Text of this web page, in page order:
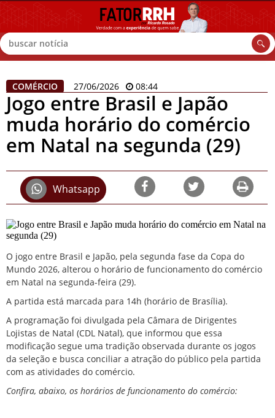
Buscar
COMÉRCIO 27/06/2026 08:44
Jogo entre Brasil e Japão
muda horário do comércio
em Natal na segunda (29)
Whatsapp
O jogo entre Brasil e Japão, pela segunda fase da Copa do
Mundo 2026, alterou o horário de funcionamento do comércio
em Natal na segunda-feira (29).
A partida está marcada para 14h (horário de Brasília).
A programação foi divulgada pela Câmara de Dirigentes
Lojistas de Natal (CDL Natal), que informou que essa
modificação segue uma tradição observada durante os jogos
da seleção e busca conciliar a atração do público pela partida
com as atividades do comércio.
Confira, abaixo, os horários de funcionamento do comércio: